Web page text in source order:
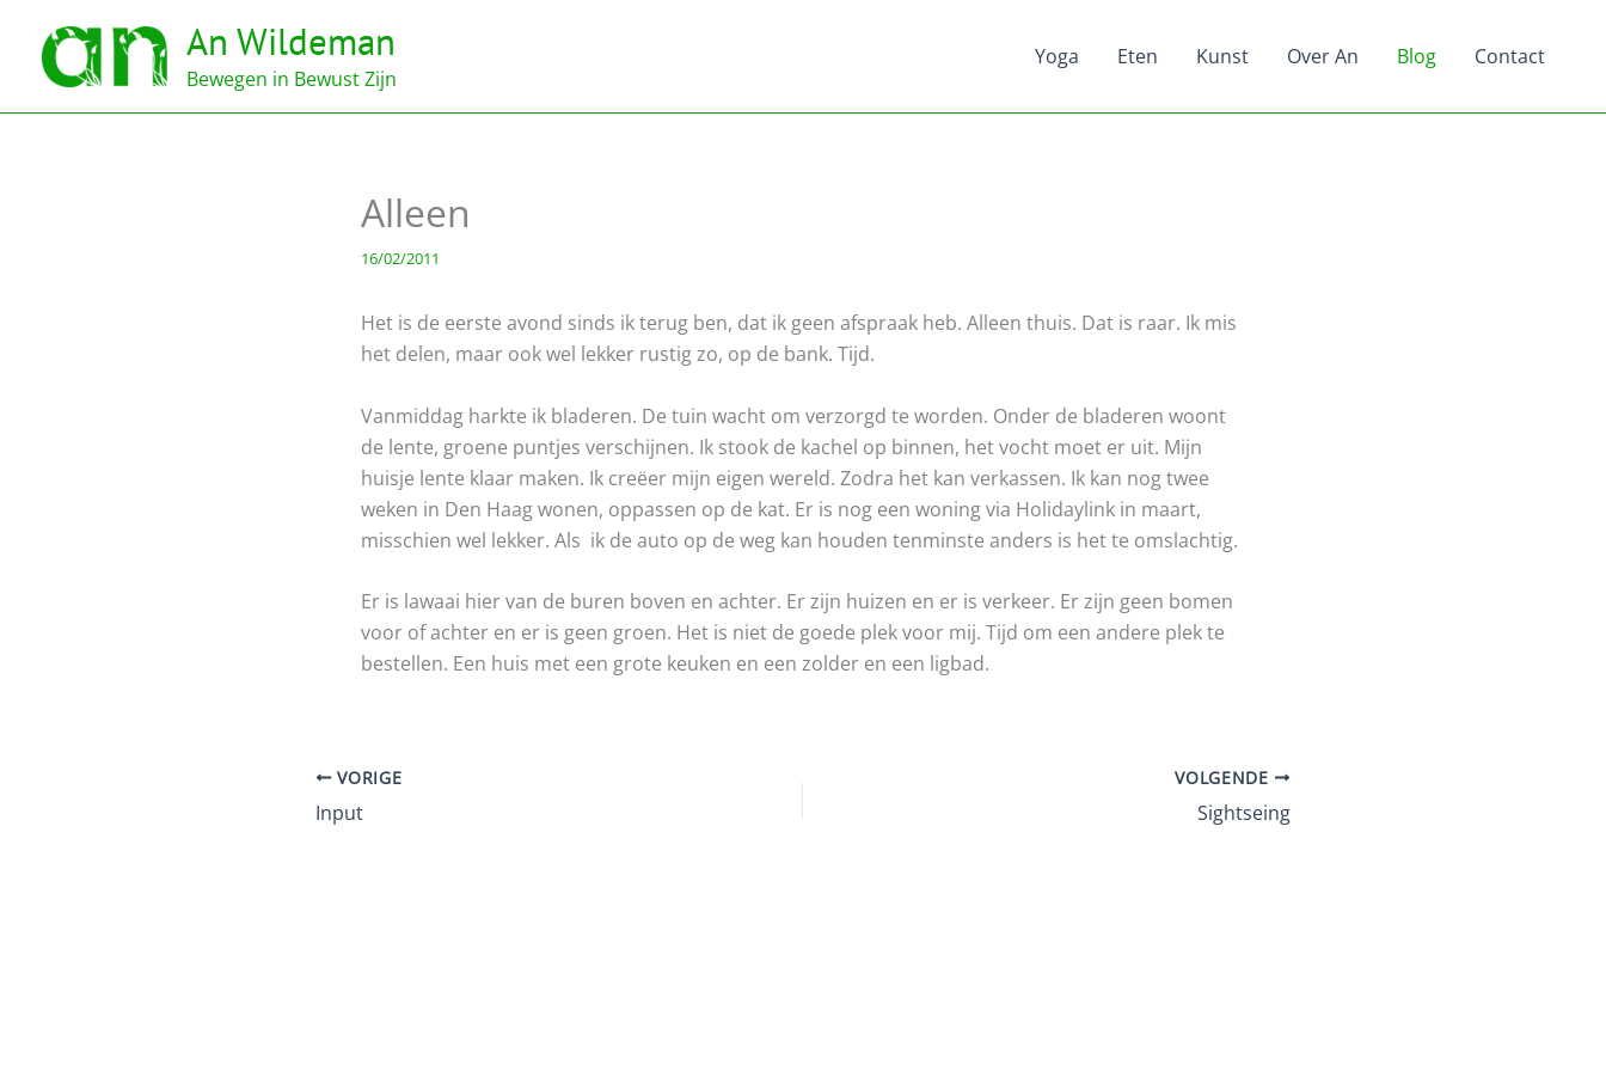
inhoud
An Wildeman
Bewegen in Bewust Zijn
Yoga Eten Kunst Over An Blog Contact
Alleen
16/02/2011
Het is de eerste avond sinds ik terug ben, dat ik geen afspraak heb. Alleen thuis. Dat is raar. Ik mis
het delen, maar ook wel lekker rustig zo, op de bank. Tijd.
Vanmiddag harkte ik bladeren. De tuin wacht om verzorgd te worden. Onder de bladeren woont
de lente, groene puntjes verschijnen. Ik stook de kachel op binnen, het vocht moet er uit. Mijn
huisje lente klaar maken. Ik creëer mijn eigen wereld. Zodra het kan verkassen. Ik kan nog twee
weken in Den Haag wonen, oppassen op de kat. Er is nog een woning via Holidaylink in maart,
misschien wel lekker. Als ik de auto op de weg kan houden tenminste anders is het te omslachtig.
Er is lawaai hier van de buren boven en achter. Er zijn huizen en er is verkeer. Er zijn geen bomen
voor of achter en er is geen groen. Het is niet de goede plek voor mij. Tijd om een andere plek te
bestellen. Een huis met een grote keuken en een zolder en een ligbad.
VORIGE
Input
VOLGENDE
Sightseing